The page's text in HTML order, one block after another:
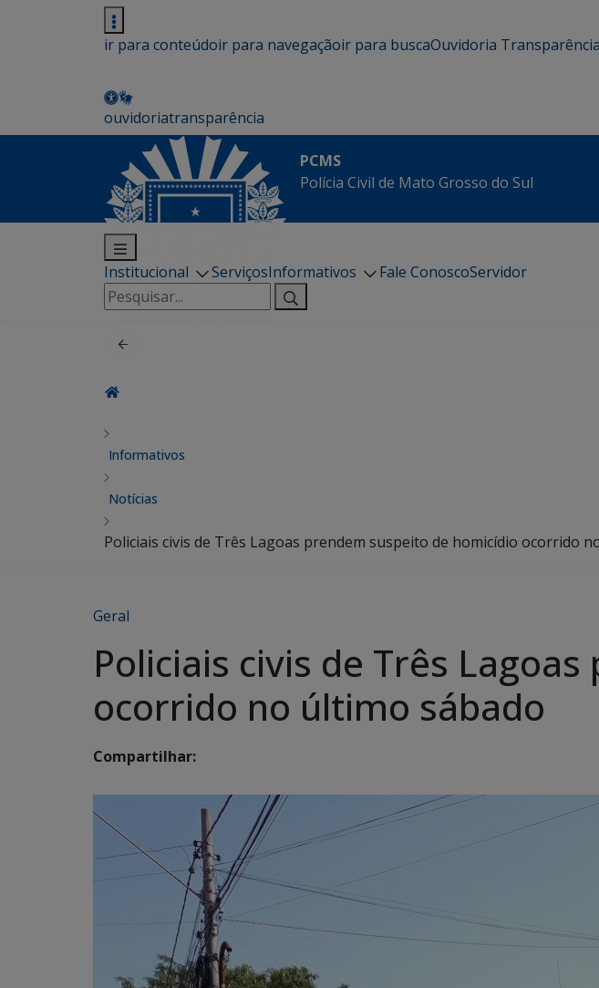
ir para conteúdoir para navegaçãoir para buscaOuvidoria Transparência
ouvidoriatransparência
PCMS
Polícia Civil de Mato Grosso do Sul
Institucional ServiçosInformativos Fale ConoscoServidor
Pesquisar
por:
Informativos
Notícias
Policiais civis de Três Lagoas prendem suspeito de homicídio ocorrido
Geral
Policiais civis de Três
ocorrido no último sábado
Compartilhar: